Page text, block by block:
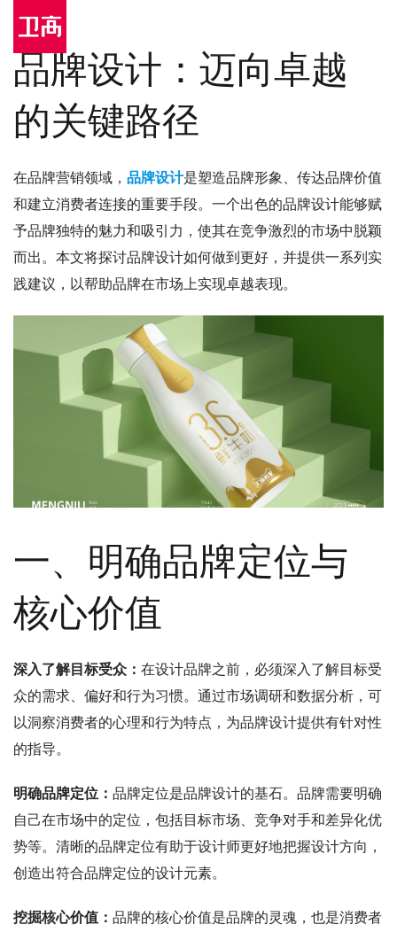
品牌设计：迈向卓越
的关键路径
在品牌营销领域， 品牌设计是塑造品牌形象、传达品牌价值
和建立消费者连接的重要手段。一个出色的品牌设计能够赋
予品牌独特的魅力和吸引力，使其在竞争激烈的市场中脱颖
而出。本文将探讨品牌设计如何做到更好，并提供一系列实
践建议，以帮助品牌在市场上实现卓越表现。
一、明确品牌定位与
核心价值
深入了解目标受众： 在设计品牌之前，必须深入了解目标受
众的需求、偏好和行为习惯。通过市场调研和数据分析，可
以洞察消费者的心理和行为特点，为品牌设计提供有针对性
的指导。
明确品牌定位： 品牌定位是品牌设计的基石。品牌需要明确
自己在市场中的定位，包括目标市场、竞争对手和差异化优
势等。清晰的品牌定位有助于设计师更好地把握设计方向，
创造出符合品牌定位的设计元素。
挖掘核心价值： 品牌的核心价值是品牌的灵魂，也是消费者